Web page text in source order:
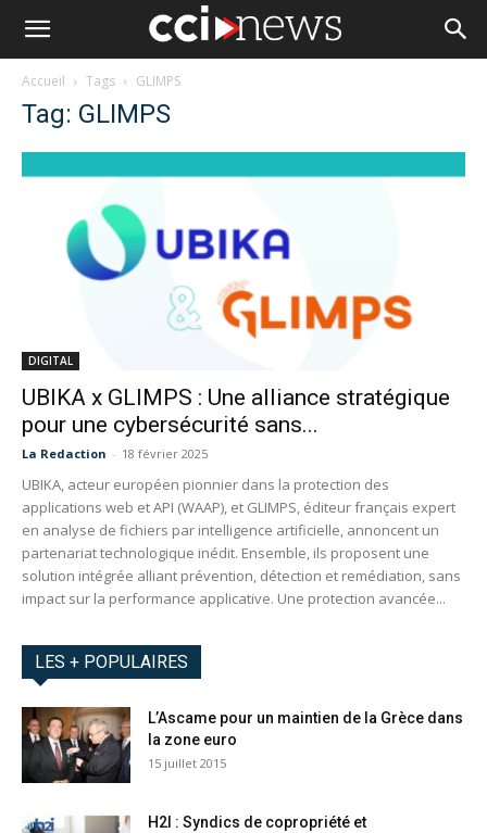
Accueil Tags GLIMPS
Tag: GLIMPS
DIGITAL
UBIKA x GLIMPS : Une alliance stratégique
pour une cybersécurité sans...
La Redaction - 18 février 2025
UBIKA, acteur européen pionnier dans la protection des
applications web et API (WAAP), et GLIMPS, éditeur français expert
en analyse de fichiers par intelligence artificielle, annoncent un
partenariat technologique inédit. Ensemble, ils proposent une
solution intégrée alliant prévention, détection et remédiation, sans
impact sur la performance applicative. Une protection avancée...
LES + POPULAIRES
L’Ascame pour un maintien de la Grèce dans
la zone euro
15 juillet 2015
H2I : Syndics de copropriété et